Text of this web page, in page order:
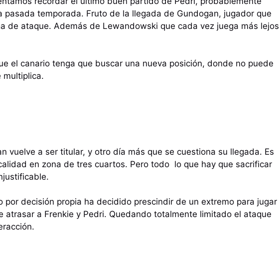
pasada temporada. Fruto de la llegada de Gundogan, jugador que
de ataque. Además de Lewandowski que cada vez juega más lejos
el canario tenga que buscar una nueva posición, donde no puede
multiplica.
vuelve a ser titular, y otro día más que se cuestiona su llegada. Es
en zona de tres cuartos. Pero todo lo que hay que sacrificar
por decisión propia ha decidido prescindir de un extremo para jugar
atrasar a Frenkie y Pedri. Quedando totalmente limitado el ataque